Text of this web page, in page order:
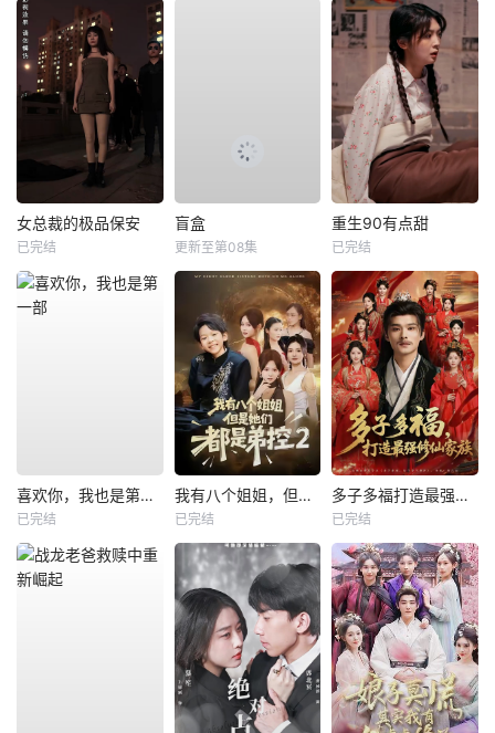
女总裁的极品保安
已完结
盲盒
更新至第08集
重生90有点甜
已完结
喜欢你，我也是第一部
已完结
我有八个姐姐，但是他们都是弟控2
已完结
多子多福打造最强修仙家族
已完结